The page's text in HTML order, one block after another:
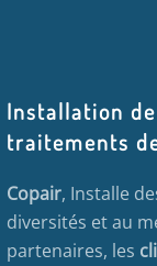
Installation
traitements
Copair, Installe
diversités et au
partenaires, les